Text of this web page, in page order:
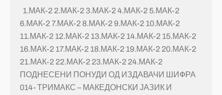
1.МАК-2 2.МАК-2 3.МАК-2 4.МАК-2 5.МАК-2
6.МАК-2 7.МАК-2 8.МАК-2 9.МАК-2 10.МАК-2
11.МАК-2 12.МАК-2 13.МАК-2 14.МАК-2 15.МАК-2
16.МАК-2 17.МАК-2 18.МАК-2 19.МАК-2 20.МАК-2
21.МАК-2 22.МАК-2 23.МАК-2 24.МАК-2
ПОДНЕСЕНИ ПОНУДИ ОД ИЗДАВАЧИ ШИФРА
014- ТРИМАКС – МАКЕДОНСКИ ЈАЗИК И